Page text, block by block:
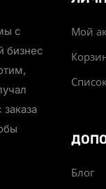
с
бизнес
Мой
Блог